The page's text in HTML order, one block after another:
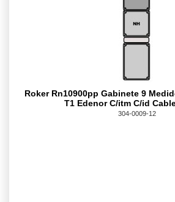
Roker Rn10900pp Gabinete 9
T1 Edenor C/itm C/id
304-0009-12